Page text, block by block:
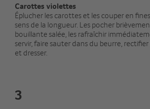
Carottes violettes
Éplucher les carottes et les couper en
sens de la longueur. Les pocher
bouillante salée, les rafraîchir
servir, faire sauter dans du beurre,
et dresser.
3